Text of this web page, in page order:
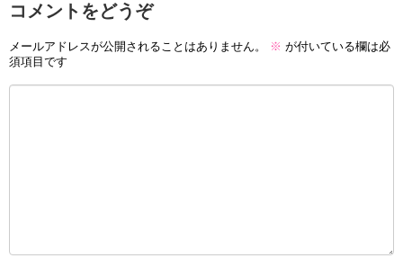
コメントをどうぞ
メールアドレスが公開されることはありません。 ※ が付いている欄は必
須項目です